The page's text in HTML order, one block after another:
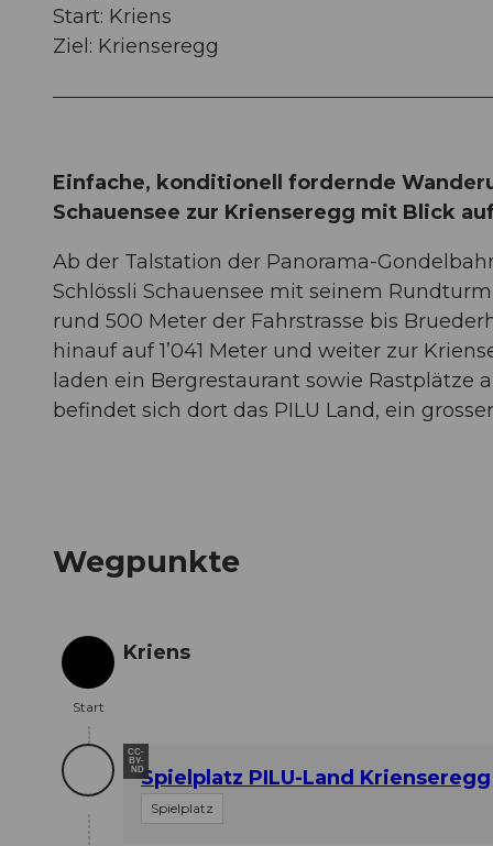
Start: Kriens
Ziel: Krienseregg
Einfache, konditionell fordernde
Schauensee zur Krienseregg mit Blick
Ab der Talstation der Panorama-
Schlössli Schauensee mit seinem
rund 500 Meter der Fahrstrasse bis
hinauf auf 1’041 Meter und weiter zur
laden ein Bergrestaurant sowie Rastplätze
befindet sich dort das PILU Land, ein
Wegpunkte
Start
Start
Kriens
CC-
BY-
NDSpielplatz PILU-Land Krienseregg
Spielplatz